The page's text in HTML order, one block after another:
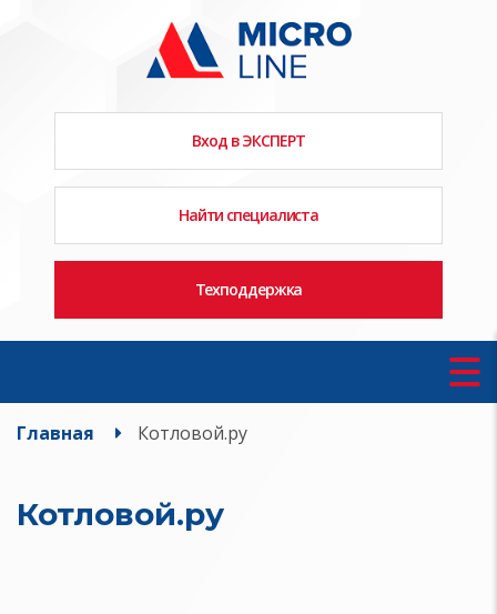
Вход в ЭКСПЕРТ
Найти специалиста
Техподдержка
Главная Котловой.ру
Котловой.ру